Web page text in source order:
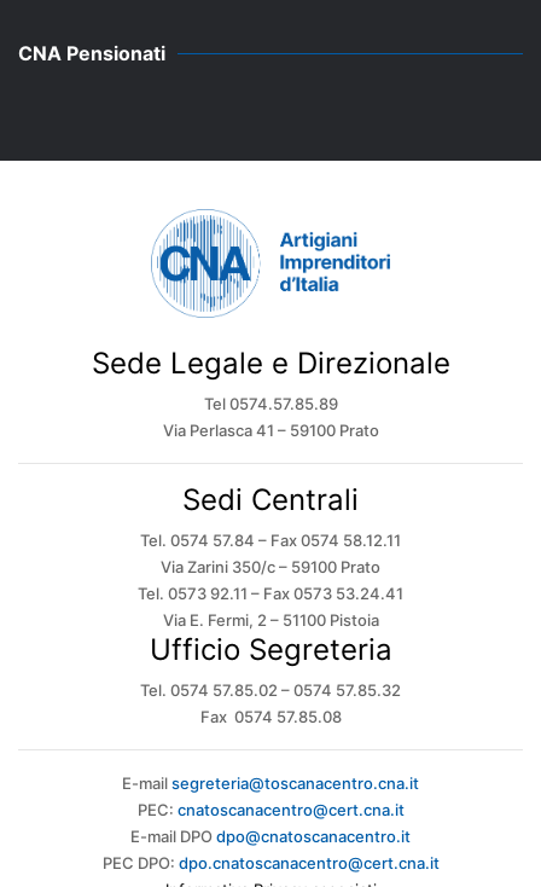
CNA Pensionati
Sede Legale e Direzionale
Tel 0574.57.85.89
Via Perlasca 41 – 59100 Prato
Sedi Centrali
Tel. 0574 57.84 – Fax 0574 58.12.11
Via Zarini 350/c – 59100 Prato
Tel. 0573 92.11 – Fax 0573 53.24.41
Via E. Fermi, 2 – 51100 Pistoia
Ufficio Segreteria
Tel. 0574 57.85.02 – 0574 57.85.32
Fax 0574 57.85.08
E-mailsegreteria@toscanacentro.cna.it
PEC: cnatoscanacentro@cert.cna.it
E-mail DPOdpo@cnatoscanacentro.it
PEC DPO: dpo.cnatoscanacentro@cert.cna.it